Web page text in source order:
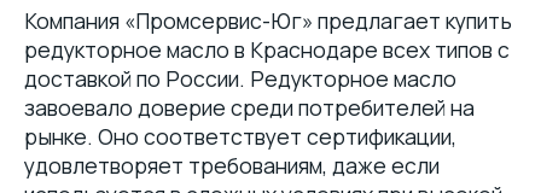
Компания «Промсервис-Юг» предлагает купить
редукторное масло в Краснодаре всех типов с
доставкой по России. Редукторное масло
завоевало доверие среди потребителей на
рынке. Оно соответствует сертификации,
удовлетворяет требованиям, даже если